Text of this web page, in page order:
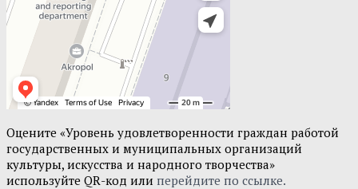
Оцените «Уровень удовлетворенности граждан работой
государственных и муниципальных организаций
культуры, искусства и народного творчества»
используйте QR-код или перейдите по ссылке.